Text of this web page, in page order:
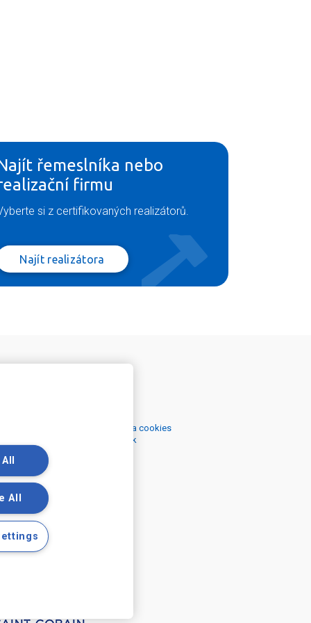
řemeslníka nebo
firmu
si z certifikovaných realizátorů.
Najít realizátora
zpracováním osobních údajů a cookies
zpracováním osobních údajů k
účelům
All